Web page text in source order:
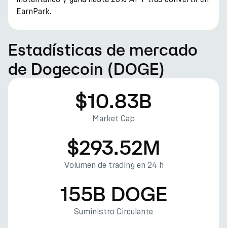
EarnPark.
Estadísticas de mercado
de Dogecoin (DOGE)
$10.83B
Market Cap
$293.52M
Volumen de trading en 24 h
155B DOGE
Suministro Circulante